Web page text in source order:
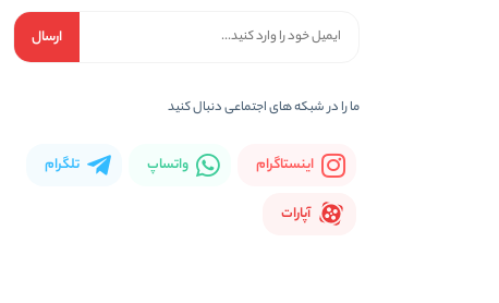
ارسال
ما را در شبکه های اجتماعی دنبال کنید
اینستاگرام واتساپ تلگرام
آپارات